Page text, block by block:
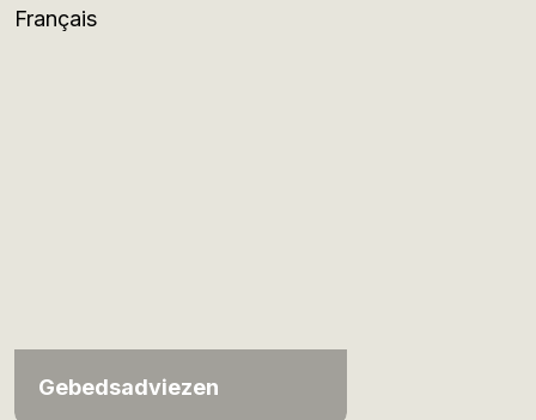
Français
Gebedsadviezen